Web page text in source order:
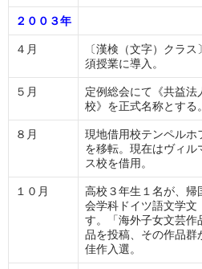
２００３年
４月
〔漢検（文字）クラ
須授業に導入。
５月
定例総会にて《共益
校》を正式名称とする。
８月
現地借用校テンペルホ
を移転。現在はヴィル
ス校を借用。
１０月
高校３年生１名が、帰
会学科ドイツ語文学
す。「海外子女文芸作
品を投稿、その作品群
佳作入選。